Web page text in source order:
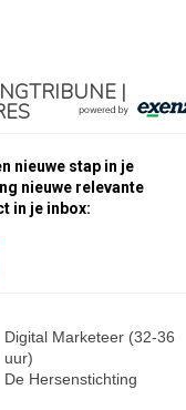
|
nieuwe stap in je
nieuwe relevante
in je inbox:
Digital Marketeer (32-36
uur)
De Hersenstichting